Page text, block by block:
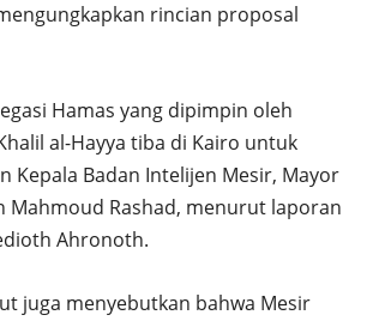
rincian proposal
Hamas yang dipimpin oleh
al-Hayya tiba di Kairo untuk
Kepala Badan Intelijen Mesir, Mayor
Mahmoud Rashad, menurut laporan
Ahronoth.
juga menyebutkan bahwa Mesir